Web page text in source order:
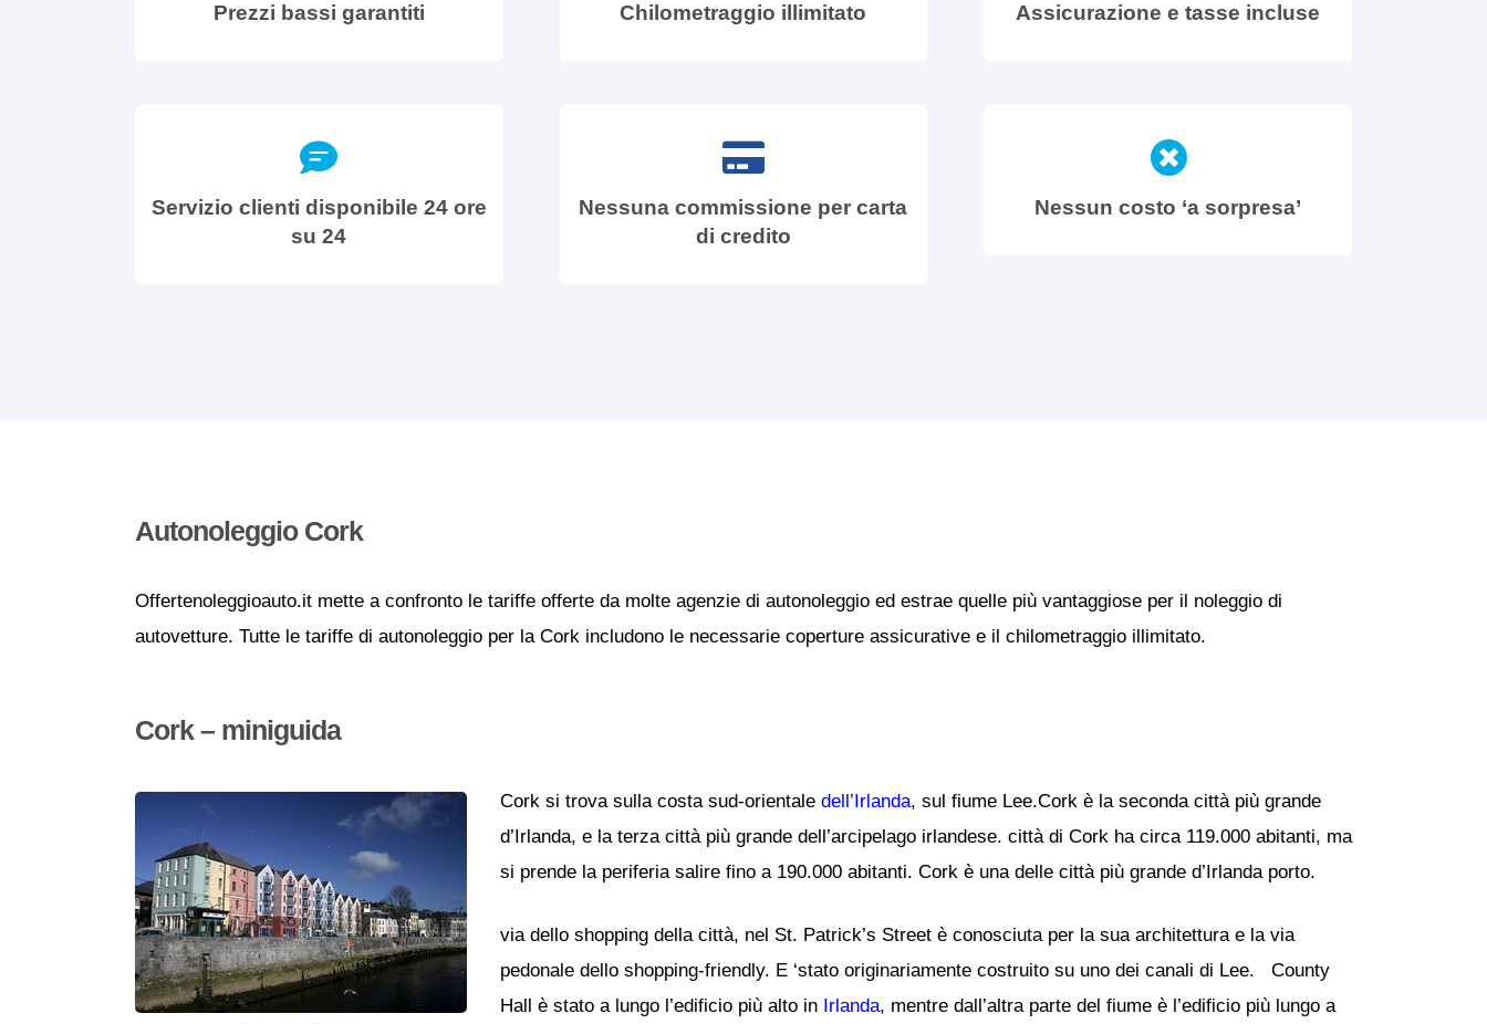
Prezzi bassi garantiti Chilometraggio illimitato Assicurazione e tasse incluse
Servizio clienti disponibile 24 ore
su 24
Nessuna commissione per carta
di credito
Nessun costo ‘a sorpresa’
Autonoleggio Cork
Offertenoleggioauto.it mette a confronto le tariffe offerte da molte agenzie di autonoleggio ed estrae quelle più vantaggiose per il noleggio di
autovetture. Tutte le tariffe di autonoleggio per la Cork includono le necessarie coperture assicurative e il chilometraggio illimitato.
Cork – miniguida
Cork si trova sulla costa sud-orientale dell’Irlanda, sul fiume Lee.Cork è la seconda città più grande
d’Irlanda, e la terza città più grande dell’arcipelago irlandese. città di Cork ha circa 119.000 abitanti, ma
si prende la periferia salire fino a 190.000 abitanti. Cork è una delle città più grande d’Irlanda porto.
via dello shopping della città, nel St. Patrick’s Street è conosciuta per la sua architettura e la via
pedonale dello shopping-friendly. E ‘stato originariamente costruito su uno dei canali di Lee. County
Hall è stato a lungo l’edificio più alto in Irlanda, mentre dall’altra parte del fiume è l’edificio più lungo a